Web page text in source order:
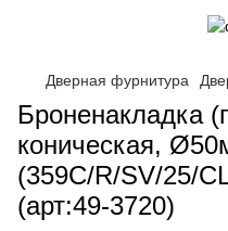
Дверная фурнитура
Броненакладка
коническая,
(359C/R/SV/25/
(арт:49-3720)